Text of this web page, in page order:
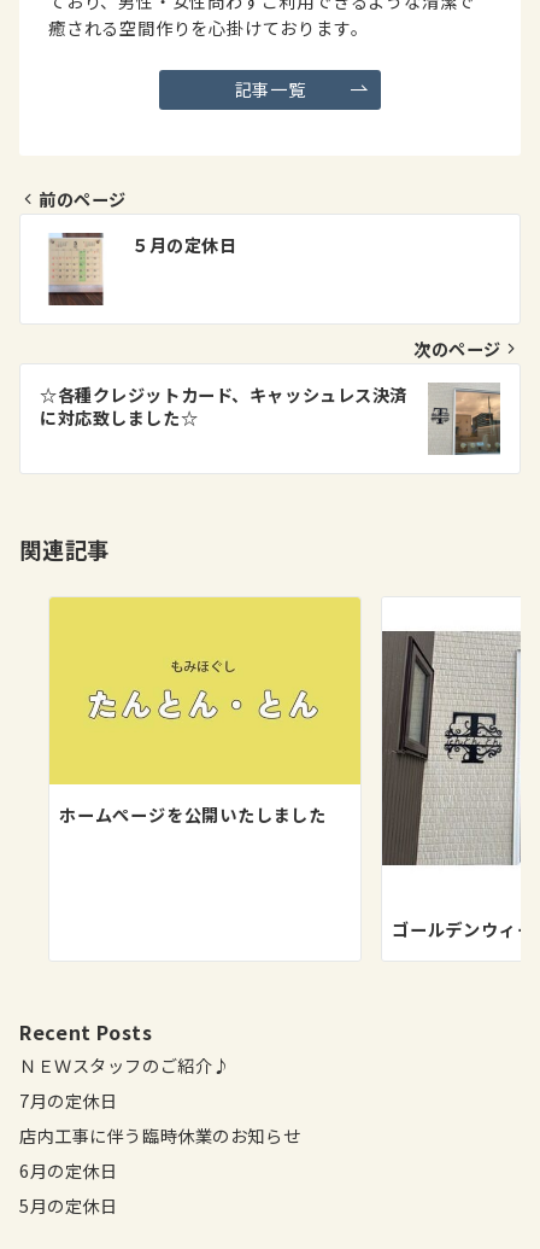
癒される空間作りを心掛けております。
記事一覧
ナ
ビ
ゲ
ー
シ
ン
前のページ
５月の定休日
次のページ
☆各種クレジットカード、キャッシュレス決済
に対応致しました☆
関連記事
ホームぺージを公開いたしました
ゴールデンウィ
Recent Posts
ＮＥＷスタッフのご紹介♪
7月の定休日
店内工事に伴う臨時休業のお知らせ
6月の定休日
5月の定休日